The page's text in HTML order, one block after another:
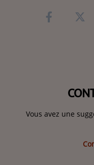
Vous avez une